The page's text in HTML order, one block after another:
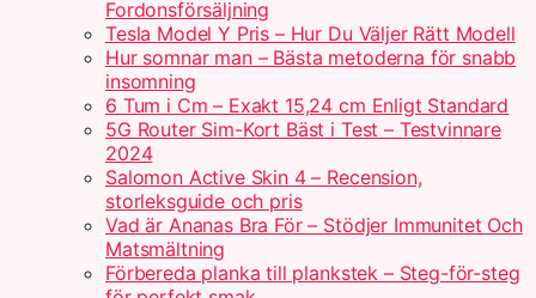
Fordonsförsäljning
Tesla Model Y Pris – Hur Du Väljer Rätt Modell
Hur somnar man – Bästa metoderna för snabb
insomning
6 Tum i Cm – Exakt 15,24 cm Enligt Standard
5G Router Sim-Kort Bäst i Test – Testvinnare
2024
Salomon Active Skin 4 – Recension,
storleksguide och pris
Vad är Ananas Bra För – Stödjer Immunitet Och
Matsmältning
Förbereda planka till plankstek – Steg-för-steg